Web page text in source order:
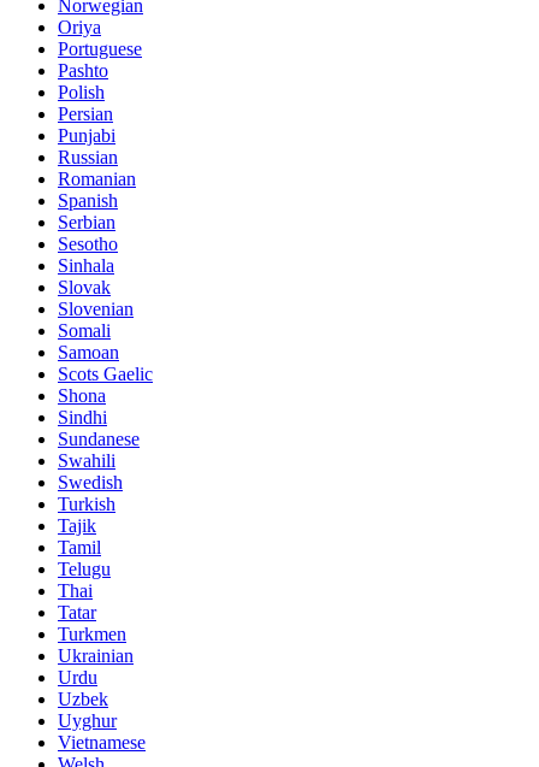
Norwegian
Oriya
Portuguese
Pashto
Polish
Persian
Punjabi
Russian
Romanian
Spanish
Serbian
Sesotho
Sinhala
Slovak
Slovenian
Somali
Samoan
Scots Gaelic
Shona
Sindhi
Sundanese
Swahili
Swedish
Turkish
Tajik
Tamil
Telugu
Thai
Tatar
Turkmen
Ukrainian
Urdu
Uzbek
Uyghur
Vietnamese